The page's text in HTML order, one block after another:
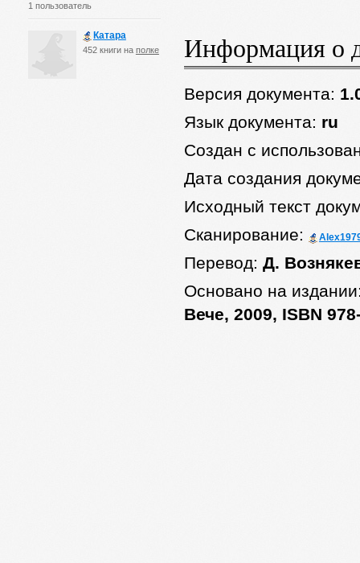
1 пользователь
Катара
452 книги на полке Информация о
Версия документа:
Язык документа: ru
Создан с
Дата создания
Исходный текст
Сканирование:
Перевод: Д.
Основано на
Вече, 2009, ISBN